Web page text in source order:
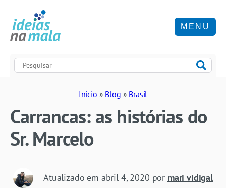
MENU
Início » Blog » Brasil
Carrancas: as histórias do
Sr. Marcelo
Atualizado em abril 4, 2020 por mari vidigal